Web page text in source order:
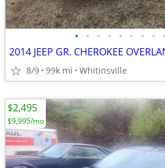
• • • • • • • • •
2014 JEEP GR. CHEROKEE
8/9 99k mi Whitinsville
$2,495
$9,995/mo